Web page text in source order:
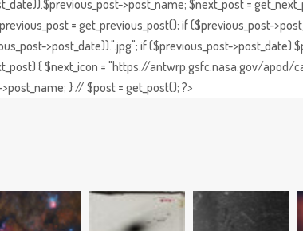
>post_name; $next_post =
= get_previous_post(); if ($previous_post-
>post_date)).".jpg"; if ($previous_post->post_date)
{ $next_icon = "https://antwrp.gsfc.nasa.gov/
} // $post = get_post(); ?>